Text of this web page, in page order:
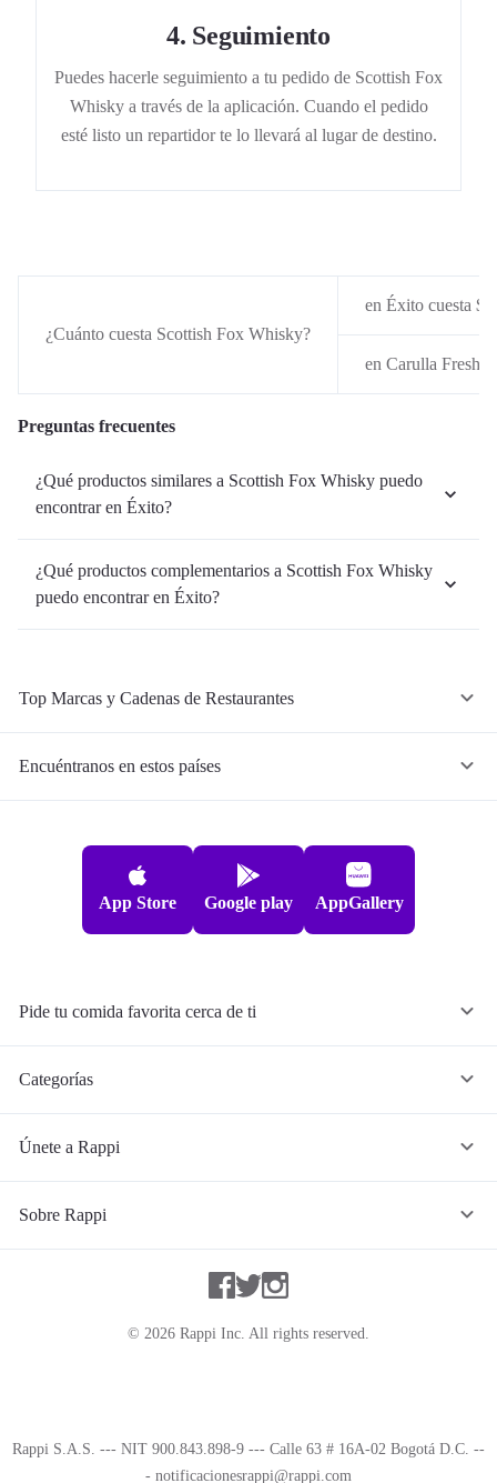
4. Seguimiento
Puedes hacerle seguimiento a tu pedido de Scottish Fox
Whisky a través de la aplicación. Cuando el pedido
esté listo un repartidor te lo llevará al lugar de destino.
¿Cuánto cuesta Scottish Fox Whisky?
en Éxito cuesta $
en Carulla
Preguntas frecuentes
¿Qué productos similares a Scottish Fox Whisky puedo
encontrar en Éxito?
¿Qué productos complementarios a Scottish Fox Whisky
puedo encontrar en Éxito?
Top Marcas y Cadenas de Restaurantes
Encuéntranos en estos países
App Store Google play AppGallery
Pide tu comida favorita cerca de ti
Categorías
Únete a Rappi
Sobre Rappi
Facebook
TwitterInstagram
© 2026 Rappi Inc. All rights reserved.
Rappi S.A.S. --- NIT 900.843.898-9 --- Calle 63 # 16A-02 Bogotá D.C. --
- notificacionesrappi@rappi.com